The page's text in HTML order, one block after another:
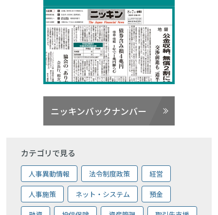
ニッキンバックナンバー
カテゴリで見る
人事異動情報 法令制度政策 経営
人事施策 ネット・システム 預金